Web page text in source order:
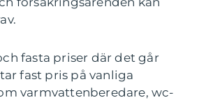
fasta priser där det går
fast pris på vanliga
varmvattenberedare, wc-